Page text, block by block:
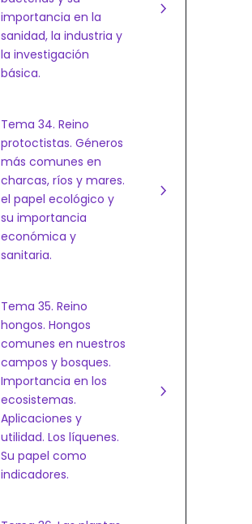
importancia en la
sanidad, la industria y
la investigación
básica.
Tema 34. Reino
protoctistas. Géneros
más comunes en
charcas, ríos y mares.
el papel ecológico y
su importancia
económica y
sanitaria.
Tema 35. Reino
hongos. Hongos
comunes en nuestros
campos y bosques.
Importancia en los
ecosistemas.
Aplicaciones y
utilidad. Los líquenes.
Su papel como
indicadores.